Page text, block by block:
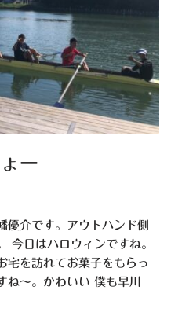
ー
優介です。アウトハンド側
今日はハロウィンですね。
宅を訪れてお菓子をもらっ
ね〜。かわいい 僕も早川